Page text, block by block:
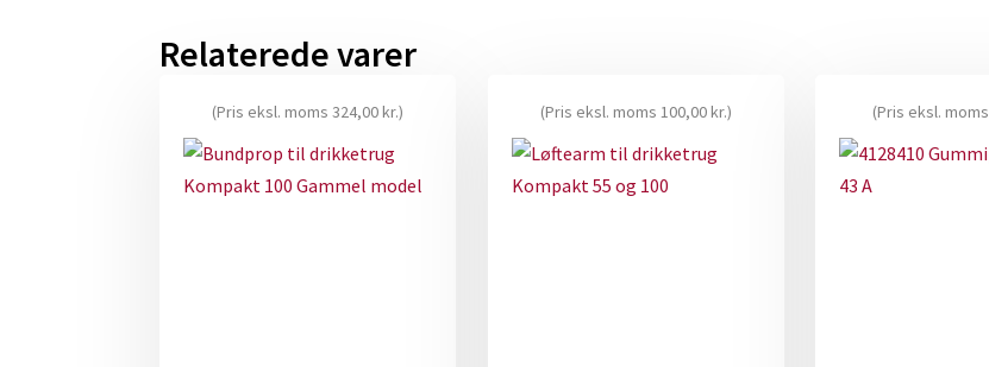
Relaterede varer
(Pris eksl. moms324,00kr.) (Pris eksl. moms 100,00kr.) (Pris eksl. moms